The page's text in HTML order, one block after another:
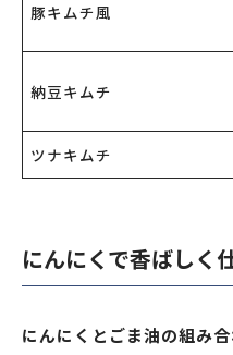
豚キムチ風
納豆キムチ
ツナキムチ
にんにくで香ばしく
にんにくとごま油の組み